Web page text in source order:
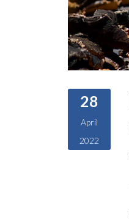
28
April
2022